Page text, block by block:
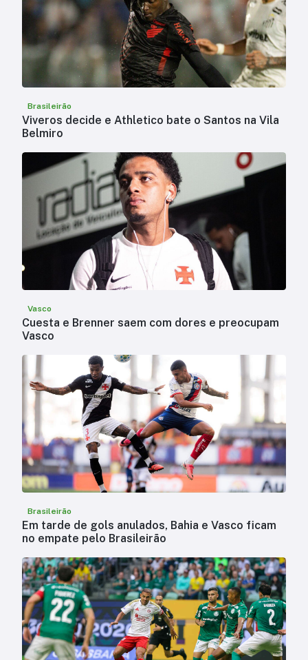
Brasileirão
Viveros decide e Athletico bate o Santos na Vila
Belmiro
Vasco
Cuesta e Brenner saem com dores e preocupam
Vasco
Brasileirão
Em tarde de gols anulados, Bahia e Vasco ficam
no empate pelo Brasileirão